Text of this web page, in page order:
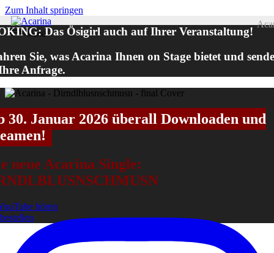
Zum Inhalt springen
MenüDas Ösigirl auch auf Ihrer Veranstaltung!
Sie, was Acarina Ihnen on Stage bietet und
Anfrage.
30. Januar 2026 überall Downloaden und
neue Acarina Single:
hören